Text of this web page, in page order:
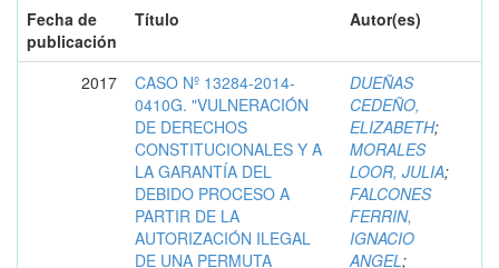
Fecha de
publicación
Título Autor(es)
2017
CASO Nº 13284-2014-
0410G. "VULNERACIÓN
DE DERECHOS
CONSTITUCIONALES Y A
LA GARANTÍA DEL
DEBIDO PROCESO A
PARTIR DE LA
AUTORIZACIÓN ILEGAL
DE UNA PERMUTA
DUEÑAS
CEDEÑO,
ELIZABETH;
MORALES
LOOR, JULIA;
FALCONES
FERRIN,
IGNACIO
ANGEL;